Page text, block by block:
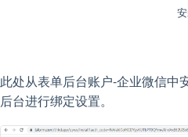
此处从表单后台账户-企业微信中
后台进行绑定设置。